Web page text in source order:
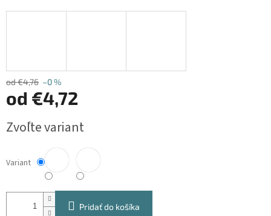
od €4,76 –0 %
od €4,72
cena:
Zvoľte variant
Variant
Pridať do košíka